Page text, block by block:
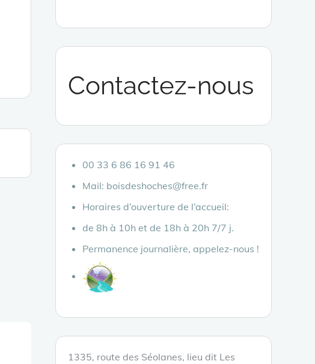
Contactez-nous
00 33 6 86 16 91 46
Mail: boisdeshoches@free.fr
Horaires d’ouverture de l’accueil:
de 8h à 10h et de 18h à 20h 7/7 j.
Permanence journalière, appelez-nous !
1335, route des Séolanes, lieu dit Les